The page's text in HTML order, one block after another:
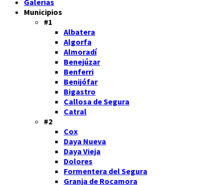
Galerías
Municipios
#1
Albatera
Algorfa
Almoradí
Benejúzar
Benferri
Benijófar
Bigastro
Callosa de Segura
Catral
#2
Cox
Daya Nueva
Daya Vieja
Dolores
Formentera del Segura
Granja de Rocamora